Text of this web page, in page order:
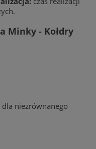
Minky - Kołdry
niezrównanego